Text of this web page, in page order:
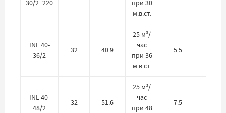
30/2_220
при 30
м.в.ст.
INL 40-
36/2
32 40.9
25 м³/
час
при 36
м.в.ст.
5.5
INL 40-
48/2
32 51.6
25 м³/
час
при 48
7.5